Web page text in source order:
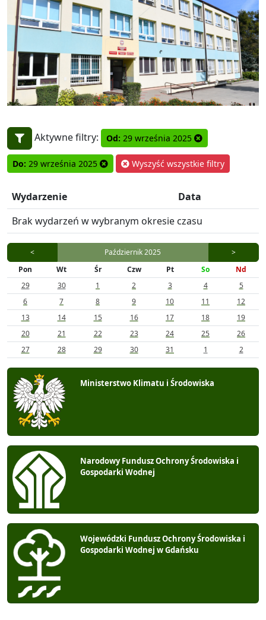
Aktywne filtry: Od: 29 września 2025
Do: 29 września 2025 Wyszyść wszystkie filtry
Wydarzenie
Data
Brak wydarzeń w wybranym okresie czasu
< Październik 2025
>
Pon
Wt Śr Czw Pt So
Nd
29
30 1 2 3 4
5
6
7 8 9 10 11
12
13
14 15 16 17 18
19
20
21 22 23 24 25
26
27
28 29 30 31 1 2
Ministerstwo Klimatu i Środowiska
Narodowy Fundusz Ochrony Środowiska i
Gospodarki Wodnej
Wojewódzki Fundusz Ochrony Środowiska i
Gospodarki Wodnej w Gdańsku